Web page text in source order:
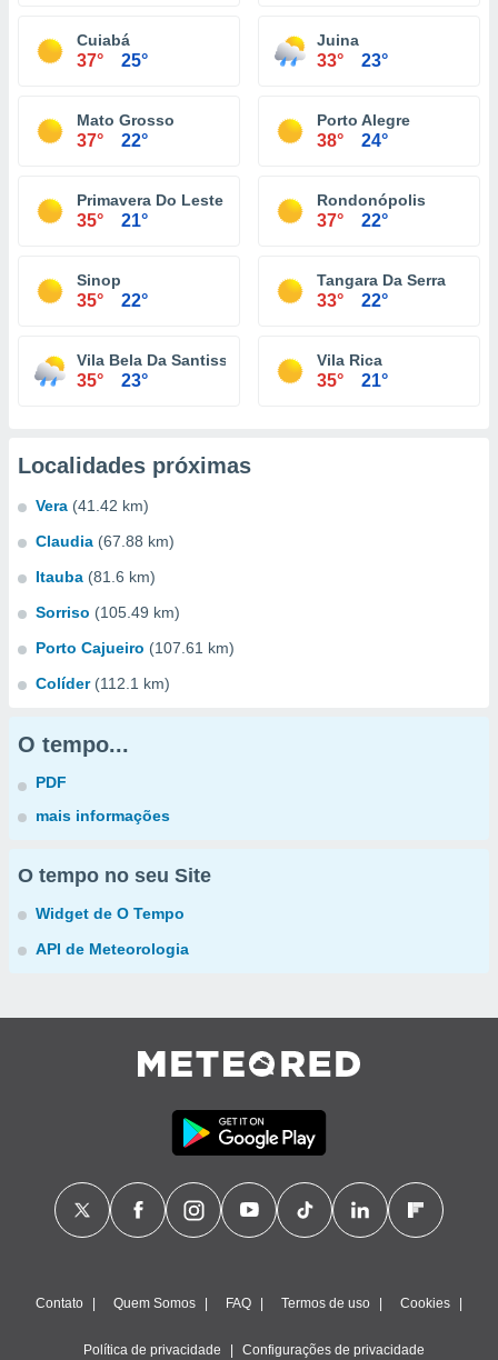
Cuiabá
37° 25°
Juina
33° 23°
Mato Grosso
37° 22°
Porto Alegre
38° 24°
Primavera Do Leste
35° 21°
Rondonópolis
37° 22°
Sinop
35° 22°
Tangara Da Serra
33° 22°
Vila Bela Da Santissima Trindade
35° 23°
Vila Rica
35° 21°
Localidades próximas
Vera (41.42 km)
Claudia (67.88 km)
Itauba (81.6 km)
Sorriso (105.49 km)
Porto Cajueiro (107.61 km)
Colíder (112.1 km)
O tempo...
PDF
mais informações
O tempo no seu Site
Widget de O Tempo
API de Meteorologia
Contato Quem Somos FAQ Termos de uso Cookies
Política de privacidade Configurações de privacidade